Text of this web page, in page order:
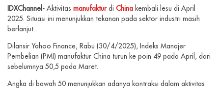
IDXChannel- Aktivitas manufakturdi China kembali lesu di April
2025. Situasi ini menunjukkan tekanan pada sektor industri masih
berlanjut.
Dilansir Yahoo Finance, Rabu (30/4/2025), Indeks Manajer
Pembelian (PMI) manufaktur China turun ke poin 49 pada April, dari
sebelumnya 50,5 pada Maret.
Angka di bawah 50 menunjukkan adanya kontraksi dalam aktivitas